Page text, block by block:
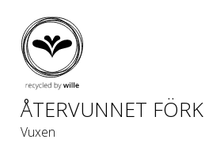
ÅTERVUNNET
Vuxen